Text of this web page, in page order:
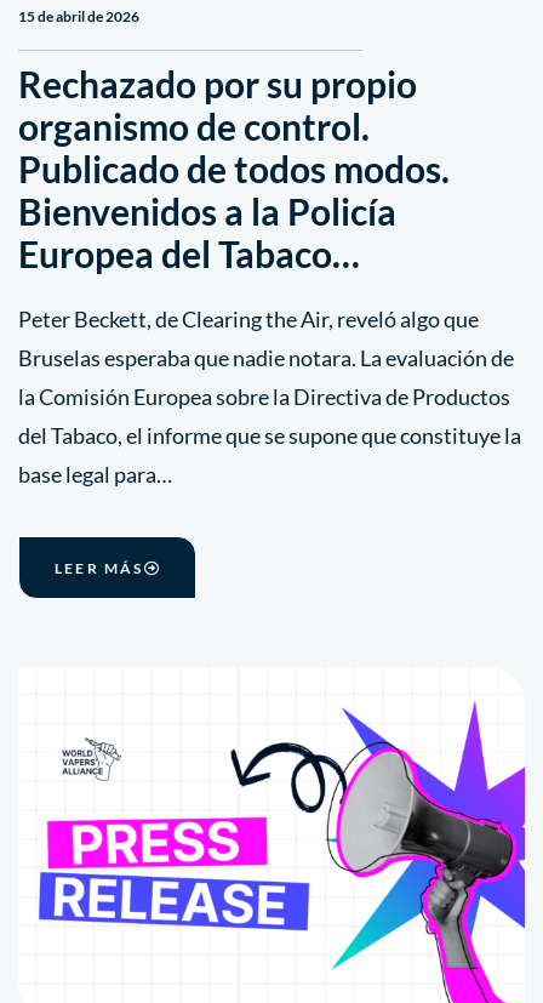
15 de abril de 2026
Rechazado por su propio
organismo de control.
Publicado de todos modos.
Bienvenidos a la Policía
Europea del Tabaco…
Peter Beckett, de Clearing the Air, reveló algo que
Bruselas esperaba que nadie notara. La evaluación de
la Comisión Europea sobre la Directiva de Productos
del Tabaco, el informe que se supone que constituye la
base legal para…
LEER MÁS